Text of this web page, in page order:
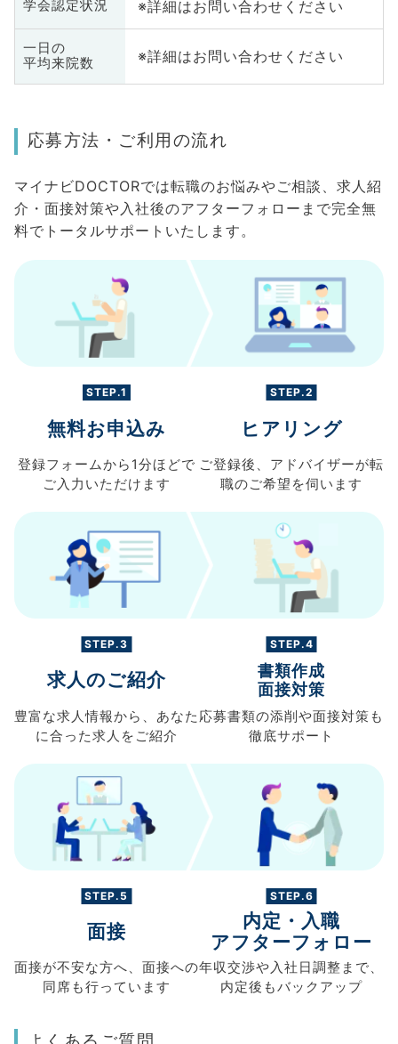
学会認定状況 ※詳細はお問い合わせください
一日の
平均来院数
※詳細はお問い合わせください
応募方法・ご利用の流れ
マイナビDOCTORでは転職のお悩みやご相談、求人紹
介・面接対策や入社後のアフターフォローまで完全無
料でトータルサポートいたします。
STEP.1
無料お申込み
登録フォームから 1分ほどで
ご入力 いただけます
STEP.2
ヒアリング
ご登録後、 アドバイザーが転
職のご希望を伺います
STEP.3
求人のご紹介
豊富な求人情報から、 あなた
に合った求人を ご紹介
STEP.4
書類作成
面接対策
応募書類の添削や面接対策も
徹底サポート
STEP.5
面接
面接が不安な方へ、 面接への
同席も行っています
STEP.6
内定・入職
アフターフォロー
年収交渉や入社日調整まで、
内定後もバックアップ